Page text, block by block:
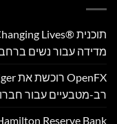
מדידה עבור נשים
רב-מטבעיים עבור